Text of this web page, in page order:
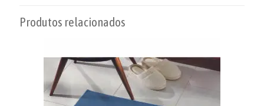
Produtos relacionados